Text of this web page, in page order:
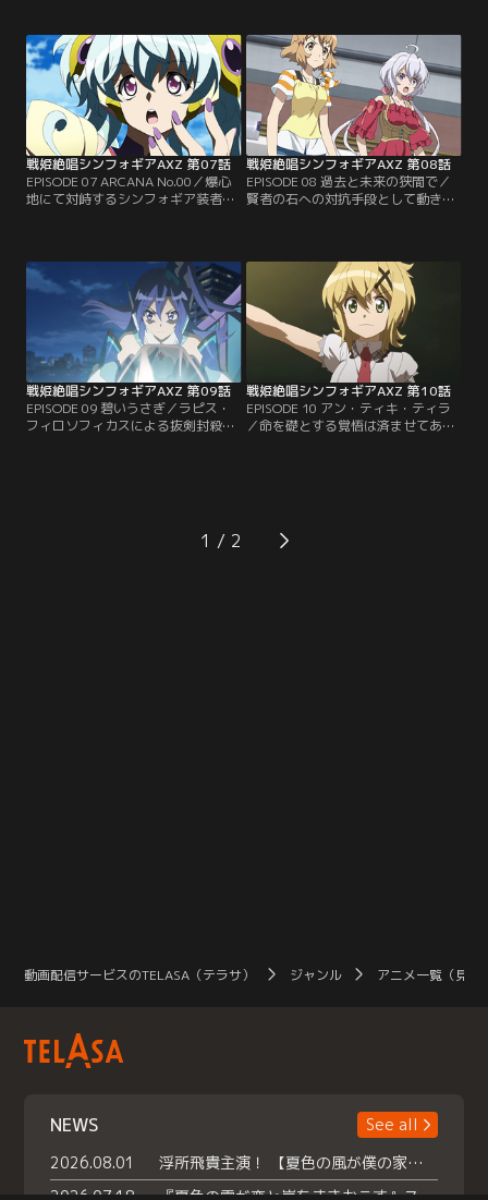
たちを救ったのは、LiNKERを介さ
ずにギアを纏ったマリアたち。だ
が、国土安全保障の要である風鳴機
関本部は跡形もなく消失してしまう
のであった。【提供：バンダイチャ
ンネル】
連携による対応で、あっけないほど
脆く崩れる巨大アルカ・ノイズ。だ
がそれは罠。分裂した個体がそれぞ
れに侵攻する分断作戦であった。
LiNKER完成のために足りない最後
の欠片…。【提供：バンダイチャン
ネル】
戦姫絶唱シンフォギアAXZ 第07話
EPISODE 07 ARCANA No.00／爆心
地にて対峙するシンフォギア装者と
かける響の言葉を拒絶するが、響も
また、サンジェルマンと同様の傷を
隠しているからこそ簡単には折れな
い。月遺跡の掌握のため、サンジェ
ルマンたちが求める通称「神の
力」。【提供：バンダイチャンネ
ル】
戦姫絶唱シンフォギアAXZ 第08話
EPISODE 08 過去と未来の狭間で／
賢者の石への対抗手段として動き出
い。一方、調と切歌のユニゾンに敗
退したプレラーティのダメージは存
外に大きく、サンジェルマンも祭壇
設置の儀式に追われるため、カリオ
ストロは単騎出撃を決意。【提供：
バンダイチャンネル】
戦姫絶唱シンフォギアAXZ 第09話
EPISODE 09 碧いうさぎ／ラピス・
フィロソフィカスによる抜剣封殺へ
く、神出ずる門の伝承。早速現地に
てS.O.N.G.による調査が開始する。
戦姫絶唱シンフォギアAXZ 第10話
EPISODE 10 アン・ティキ・ティラ
／命を礎とする覚悟は済ませてあ
ア光明結社の作戦を、レイラインよ
り引きずり出した星の命による「神
1
動画配信サービスのTELASA（テラサ） ジャンル アニメ一覧（見放
NEWS
See all
2026.08.01
浮所飛貴主演！ 【夏色の風が僕の家にやってきた】 本日よりテラサで独占配信スタート！